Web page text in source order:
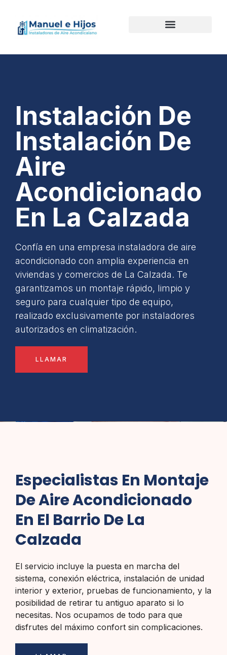
Instalación De
Instalación De
Aire
Acondicionado
En La Calzada
Confía en una empresa instaladora de aire
acondicionado con amplia experiencia en
viviendas y comercios de La Calzada. Te
garantizamos un montaje rápido, limpio y
seguro para cualquier tipo de equipo,
realizado exclusivamente por instaladores
autorizados en climatización.
LLAMAR
Especialistas En Montaje
De Aire Acondicionado
En El Barrio De La
Calzada
El servicio incluye la puesta en marcha del
sistema, conexión eléctrica, instalación de unidad
interior y exterior, pruebas de funcionamiento, y la
posibilidad de retirar tu antiguo aparato si lo
necesitas. Nos ocupamos de todo para que
disfrutes del máximo confort sin complicaciones.